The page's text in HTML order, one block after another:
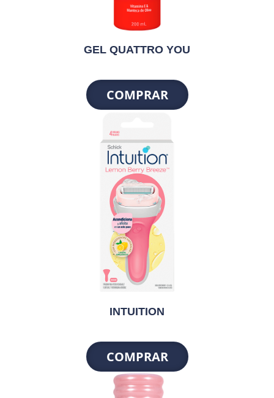
GEL QUATTRO YOU
COMPRAR
INTUITION
COMPRAR